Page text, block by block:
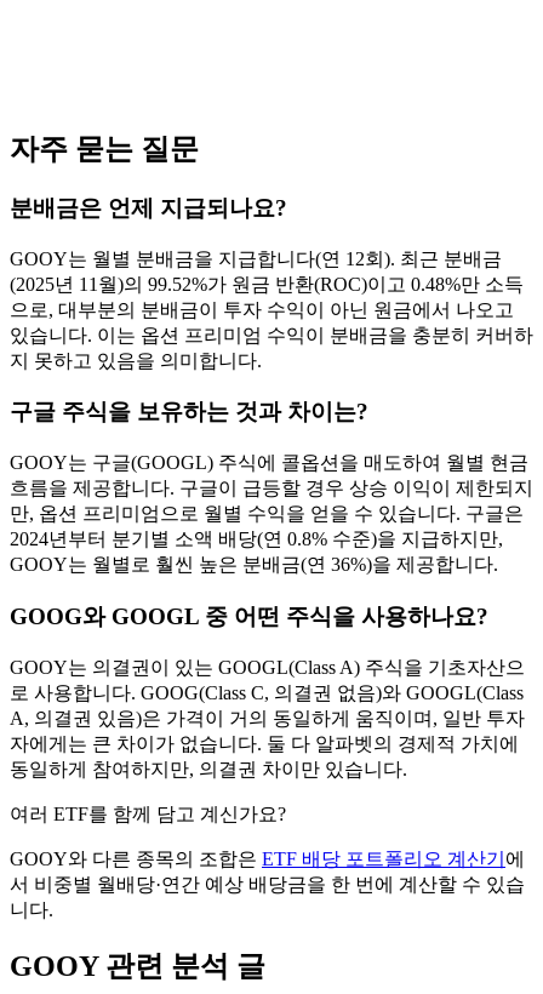
자주 묻는 질문
분배금은 언제 지급되나요?
GOOY는 월별 분배금을 지급합니다(연 12회). 최근 분배금
(2025년 11월)의 99.52%가 원금 반환(ROC)이고 0.48%만 소득
으로, 대부분의 분배금이 투자 수익이 아닌 원금에서 나오고
있습니다. 이는 옵션 프리미엄 수익이 분배금을 충분히 커버하
지 못하고 있음을 의미합니다.
구글 주식을 보유하는 것과 차이는?
GOOY는 구글(GOOGL) 주식에 콜옵션을 매도하여 월별 현금
흐름을 제공합니다. 구글이 급등할 경우 상승 이익이 제한되지
만, 옵션 프리미엄으로 월별 수익을 얻을 수 있습니다. 구글은
2024년부터 분기별 소액 배당(연 0.8% 수준)을 지급하지만,
GOOY는 월별로 훨씬 높은 분배금(연 36%)을 제공합니다.
GOOG와 GOOGL 중 어떤 주식을 사용하나요?
GOOY는 의결권이 있는 GOOGL(Class A) 주식을 기초자산으
로 사용합니다. GOOG(Class C, 의결권 없음)와 GOOGL(Class
A, 의결권 있음)은 가격이 거의 동일하게 움직이며, 일반 투자
자에게는 큰 차이가 없습니다. 둘 다 알파벳의 경제적 가치에
동일하게 참여하지만, 의결권 차이만 있습니다.
여러 ETF를 함께 담고 계신가요?
GOOY와 다른 종목의 조합은 ETF 배당 포트폴리오 계산기 에
서 비중별 월배당·연간 예상 배당금을 한 번에 계산할 수 있습
니다.
GOOY관련 분석 글